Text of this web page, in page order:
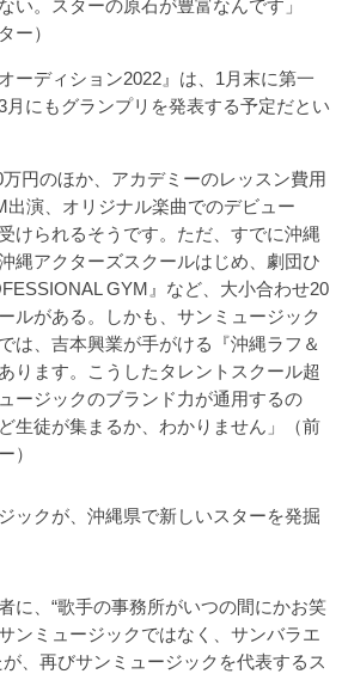
い。スターの原石が豊富なんです」
ー）
ーディション2022』は、1月末に第一
月にもグランプリを発表する予定だとい
円のほか、アカデミーのレッスン費用
演、オリジナル楽曲でのデビュー
けられるそうです。ただ、すでに沖縄
縄アクターズスクールはじめ、劇団ひ
GYM』など、大小合わせ20
ルがある。しかも、サンミュージック
は、吉本興業が手がける『沖縄ラフ＆
ります。こうしたタレントスクール超
ージックのブランド力が通用するの
生徒が集まるか、わかりません」（前
）
ックが、沖縄県で新しいスターを発掘
に、“歌手の事務所がいつの間にかお笑
ンミュージックではなく、サンバラエ
、再びサンミュージックを代表するス